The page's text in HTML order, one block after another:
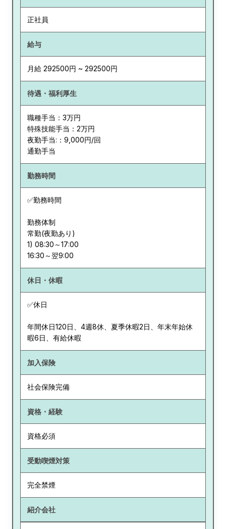
正社員
給与
月給 292500円 ~ 292500円
待遇・福利厚生
職種手当：3万円
特殊技能手当：2万円
夜勤手当:：9,000円/回
通勤手当
勤務時間
✅勤務時間
勤務体制
常勤(夜勤あり)
1) 08:30～17:00
休日・休暇
✅休日
年間休日120日、4週8休、夏季休暇2日、年末年始休
暇6日、有給休暇
加入保険
社会保険完備
資格・経験
資格必須
受動喫煙対策
完全禁煙
紹介会社